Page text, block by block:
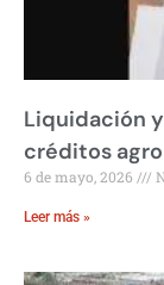
Liquidación
créditos
6 de mayo, 2026
Leer más »